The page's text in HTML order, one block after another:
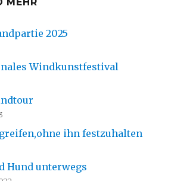
2025
Windkunstfestival
ihn festzuhalten
Hund unterwegs